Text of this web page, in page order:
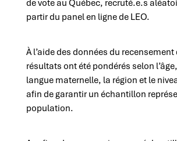
de vote au Québec, recruté.e.s
partir du panel en ligne de LEO.
À l’aide des données du
résultats ont été pondérés selon
langue maternelle, la région et le
afin de garantir un échantillon
population.